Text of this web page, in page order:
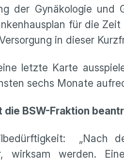
der Gynäkologie und
für die
in dieser
letzte Karte
sechs Monate
BSW-Fraktion
„Nach
wirksam werden.